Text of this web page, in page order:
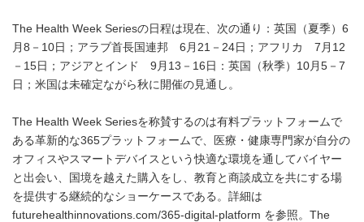
The Health Week Seriesの日程は現在、次の通り：英国（夏季）6
月8－10日；アラブ首長国連邦 6月21－24日；アフリカ 7月12
－15日；アジアとインド 9月13－16日：英国（秋季）10月5－7
日；米国は未確定ながら秋に開催の見通し。
The Health Week Seriesを称賛するのは有料プラットフォームで
ある革新的な365プラットフォームで、医療・健康専門家が自分の
オフィスやスマートデバイスという快適な環境を通してバイヤー
と出会い、国境を越えた購入をし、教育と商談成立を共にする場
を提供する継続的なショーケースである。詳細は
futurehealthinnovations.com/365-digital-platform を参照。The